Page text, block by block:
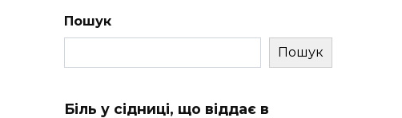
Пошук
Пошук
Біль у сідниці, що віддає в